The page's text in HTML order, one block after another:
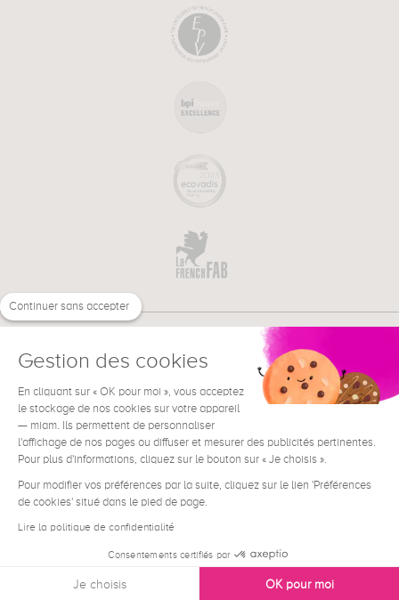
BESOIN D'AIDE ? FR
Conditions générales de vente
Mentions Légales
Contact
Données personnelles
Continuer sans accepter
Gestion des cookies
En cliquant sur « OK pour moi », vous acceptez
le stockage de nos cookies sur votre appareil
— miam. Ils permettent de personnaliser
l'affichage de nos pages ou diffuser et mesurer des publicités pertinentes.
Pour plus d'informations, cliquez sur le bouton sur « Je choisis ».
Pour modifier vos préférences par la suite, cliquez sur le lien 'Préférences
de cookies' situé dans le pied de page.
Lire la politique de confidentialité
Consentements certifiés par
Je choisis OK pour moi